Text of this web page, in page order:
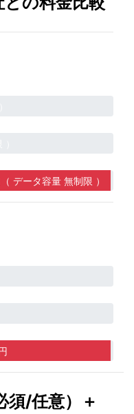
データ容量 無制限 ）
須/任意）＋